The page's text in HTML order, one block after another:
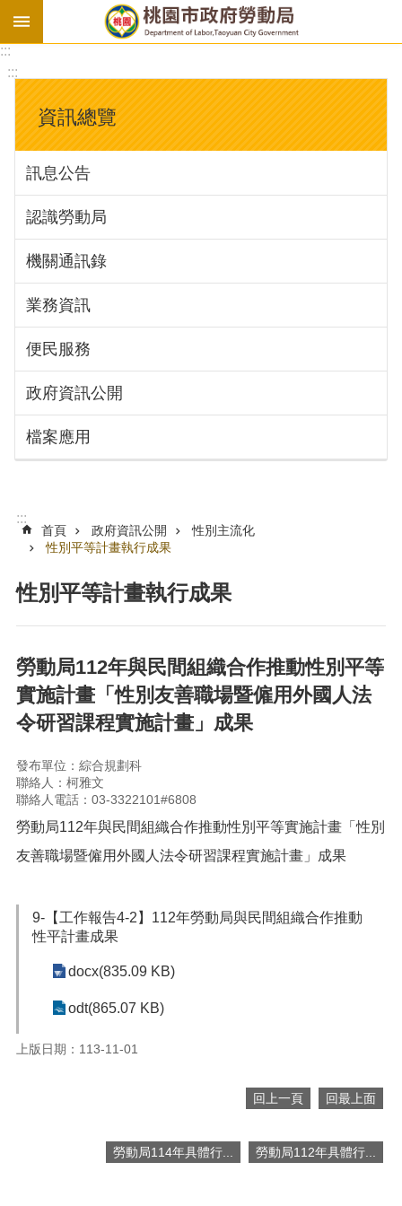
基
法
勞
資
會
庇
護
工
場
進
訊
息
公
識
局
通
訊
錄
業
資
訊
便
民
服
檔
案
:::
:::
資訊總覽
訊息公告
認識勞動局
機關通訊錄
業務資訊
便民服務
政府資訊公開
檔案應用
:::
首頁 政府資訊公開
性別主流化
性別平等計畫執行成果
性別平等計畫執行成果
勞動局112年與民間組織合作推動性別平等
實施計畫「性別友善職場暨僱用外國人法
令研習課程實施計畫」成果
發布單位：綜合規劃科
聯絡人：柯雅文
聯絡人電話：03-3322101#6808
勞動局112年與民間組織合作推動性別平等實施計畫「性別
友善職場暨僱用外國人法令研習課程實施計畫」成果
9-【工作報告4-2】112年勞動局與民間組織合作推動
性平計畫成果
docx(835.09 KB)
odt(865.07 KB)
上版日期：113-11-01
回上一頁 回最上面
勞動局114年具體行... 勞動局112年具體行...